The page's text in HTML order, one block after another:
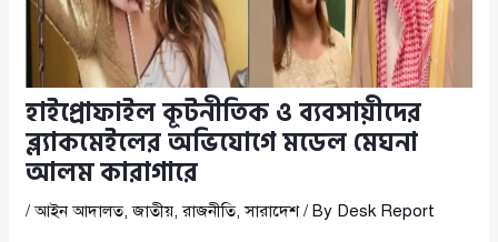
হাইপ্রোফাইল কূটনীতিক ও ব্যবসায়ীদের
ব্ল্যাকমেইলের অভিযোগে মডেল মেঘনা
আলম কারাগারে
/আইন আদালত,জাতীয়,রাজনীতি,সারাদেশ/ By Desk Report